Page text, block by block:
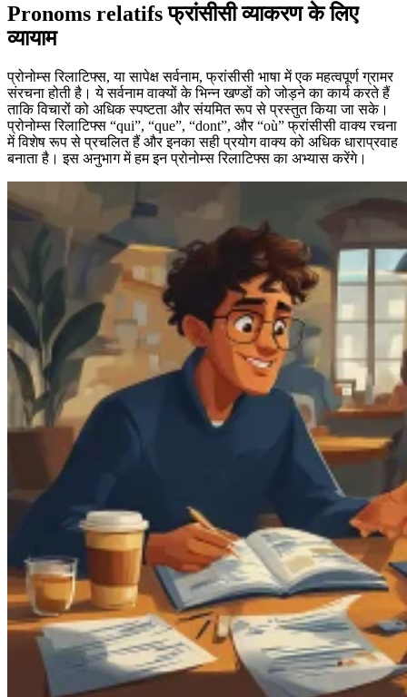
Pronoms relatifs फ्रांसीसी व्याकरण के लिए
व्यायाम
प्रोनोम्स रिलाटिफ्स, या सापेक्ष सर्वनाम, फ्रांसीसी भाषा में एक महत्वपूर्ण ग्रामर
संरचना होती है। ये सर्वनाम वाक्यों के भिन्न खण्डों को जोड़ने का कार्य करते हैं
ताकि विचारों को अधिक स्पष्टता और संयमित रूप से प्रस्तुत किया जा सके।
प्रोनोम्स रिलाटिफ्स “qui”, “que”, “dont”, और “où” फ्रांसीसी वाक्य रचना
में विशेष रूप से प्रचलित हैं और इनका सही प्रयोग वाक्य को अधिक धाराप्रवाह
बनाता है। इस अनुभाग में हम इन प्रोनोम्स रिलाटिफ्स का अभ्यास करेंगे।